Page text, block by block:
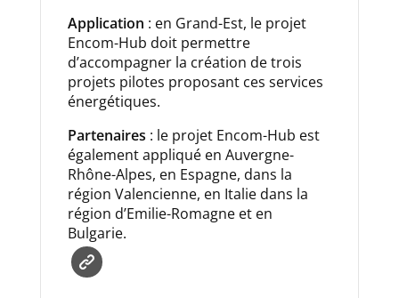
Application : en Grand-Est, le projet
Encom-Hub doit permettre
d’accompagner la création de trois
projets pilotes proposant ces services
énergétiques.
Partenaires : le projet Encom-Hub est
également appliqué en Auvergne-
Rhône-Alpes, en Espagne, dans la
région Valencienne, en Italie dans la
région d’Emilie-Romagne et en
Bulgarie.